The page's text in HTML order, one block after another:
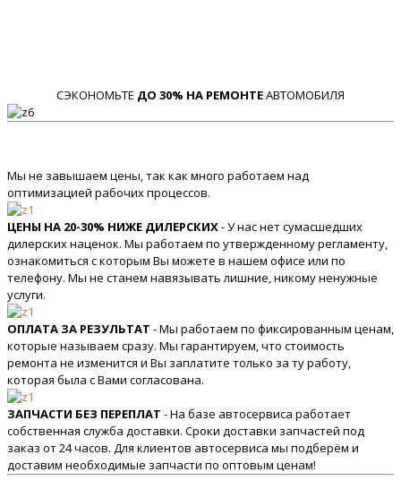
СЭКОНОМЬТЕ ДО 30% НА РЕМОНТЕАВТОМОБИЛЯ
Мы не завышаем цены, так как много работаем над
оптимизацией рабочих процессов.
ЦЕНЫ НА 20-30% НИЖЕ ДИЛЕРСКИХ- У нас нет сумасшедших
дилерских наценок. Мы работаем по утвержденному регламенту,
ознакомиться с которым Вы можете в нашем офисе или по
телефону. Мы не станем навязывать лишние, никому ненужные
услуги.
ОПЛАТА ЗА РЕЗУЛЬТАТ - Мы работаем по фиксированным ценам,
которые называем сразу. Мы гарантируем, что стоимость
ремонта не изменится и Вы заплатите только за ту работу,
которая была с Вами согласована.
ЗАПЧАСТИ БЕЗ ПЕРЕПЛАТ - На базе автосервиса работает
собственная служба доставки. Сроки доставки запчастей под
заказ от 24 часов. Для клиентов автосервиса мы подберём и
доставим необходимые запчасти по оптовым ценам!